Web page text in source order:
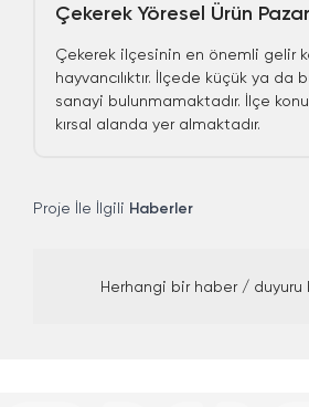
Proje İle İlgili Haberler
Herhangi bir haber / duyuru
Çekerek Yöresel Ürün
Çekerek ilçesinin en önemli gelir
hayvancılıktır. İlçede küçük ya da
sanayi bulunmamaktadır. İlçe
kırsal alanda yer almaktadır.